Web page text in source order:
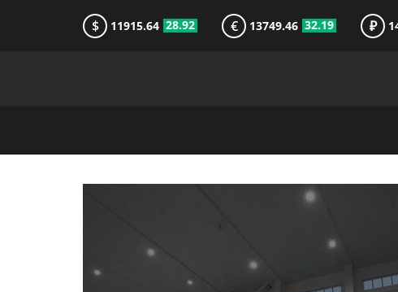
$ 11915.64 28.92 € 13749.46 32.19 ₽